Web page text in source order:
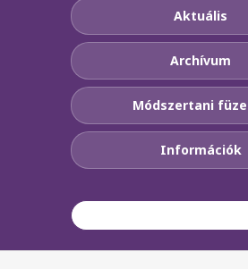
Aktuális
Archívum
Módszertani
Információk